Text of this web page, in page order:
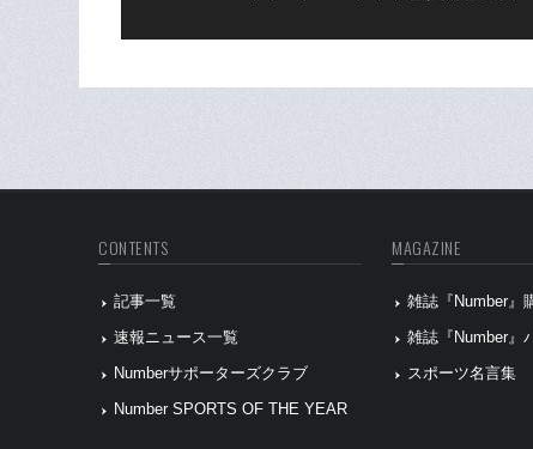
CONTENTS
記事一覧
速報ニュース一覧
Numberサポーターズクラブ
Number SPORTS OF THE YEAR
MAGAZINE
雑誌『Number』
雑誌『Number』
スポーツ名言集